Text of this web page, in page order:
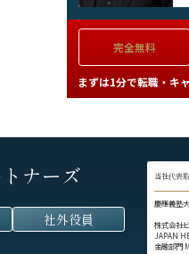
完全無料
まずは1分で転職・キ
ナーズ
社外役員
当社代表
慶應義塾
株式会社
JAPAN
金融部門